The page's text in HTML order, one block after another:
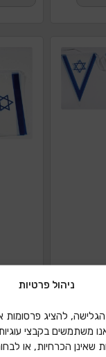
ניהול פרטיות
להציג פרסומות
שאינן הכרחיות, או